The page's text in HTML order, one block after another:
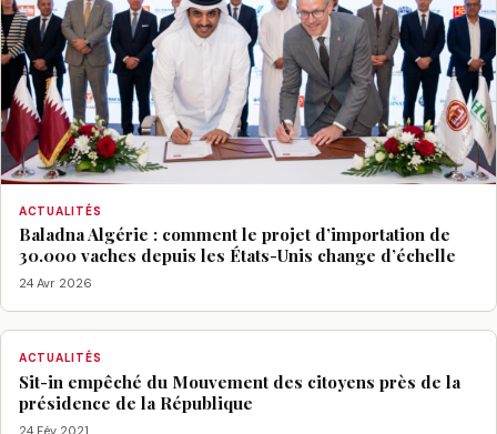
ACTUALITÉS
Baladna Algérie : comment le projet d’importation de
30.000 vaches depuis les États-Unis change d’échelle
24 Avr 2026
ACTUALITÉS
Sit-in empêché du Mouvement des citoyens près de la
présidence de la République
24 Fév 2021